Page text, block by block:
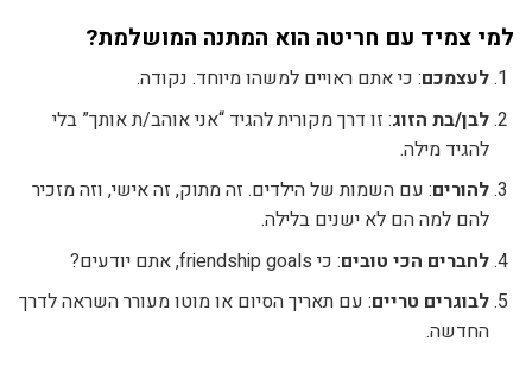
למי צמיד עם חריטה הוא המתנה המושלמת?
לעצמכם: כי אתם ראויים למשהו מיוחד. נקודה.
לבן/בת הזוג: זו דרך מקורית להגיד “אני אוהב/ת אותך” בלי
להגיד מילה.
להורים: עם השמות של הילדים. זה מתוק, זה אישי, וזה מזכיר
להם למה הם לא ישנים בלילה.
לחברים הכי טובים: כי friendship goals, אתם יודעים?
לבוגרים טריים: עם תאריך הסיום או מוטו מעורר השראה לדרך
החדשה.